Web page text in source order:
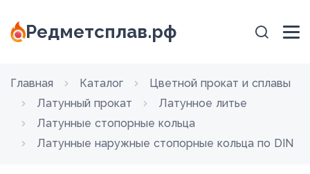
Редметсплав.рф
Главная Каталог
Цветной прокат и сплавы
Латунный прокат
Латунное литье
Латунные стопорные кольца
Латунные наружные стопорные кольца по DIN